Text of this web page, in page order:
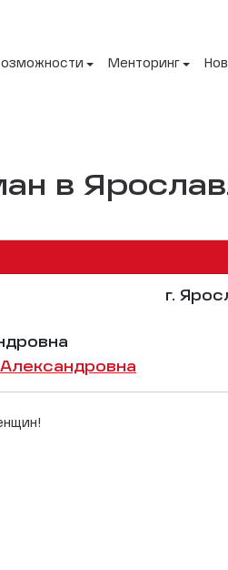
Менторинг
в
г.